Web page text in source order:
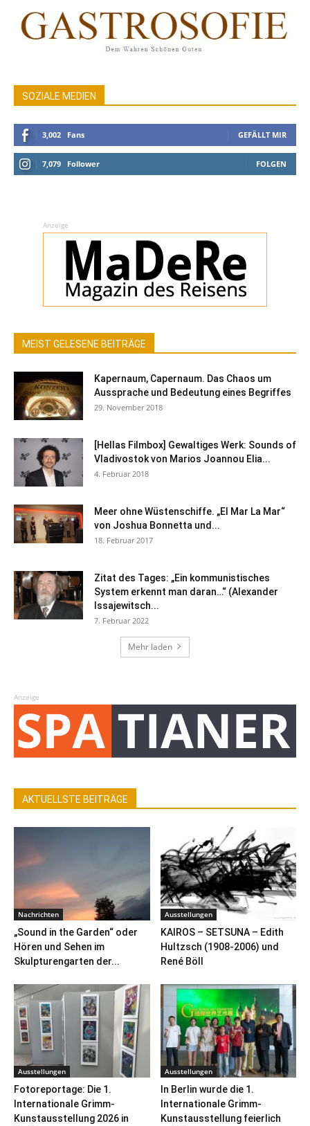
SOZIALE MEDIEN
3,002 Fans GEFÄLLT MIR
7,079 Follower FOLGEN
Anzeige
MEIST GELESENE BEITRÄGE
Kapernaum, Capernaum. Das Chaos um
Aussprache und Bedeutung eines Begriffes
29. November 2018
[Hellas Filmbox] Gewaltiges Werk: Sounds of
Vladivostok von Marios Joannou Elia...
4. Februar 2018
Meer ohne Wüstenschiffe. „El Mar La Mar“
von Joshua Bonnetta und...
18. Februar 2017
Zitat des Tages: „Ein kommunistisches
System erkennt man daran…“ (Alexander
Issajewitsch...
7. Februar 2022
Mehr laden
Anzeige
AKTUELLSTE BEITRÄGE
Nachrichten
„Sound in the Garden“ oder
Hören und Sehen im
Skulpturengarten der...
Ausstellungen
KAIROS – SETSUNA – Edith
Hultzsch (1908-2006) und
René Böll
Ausstellungen
Fotoreportage: Die 1.
Internationale Grimm-
Kunstausstellung 2026 in
Ausstellungen
In Berlin wurde die 1.
Internationale Grimm-
Kunstausstellung feierlich